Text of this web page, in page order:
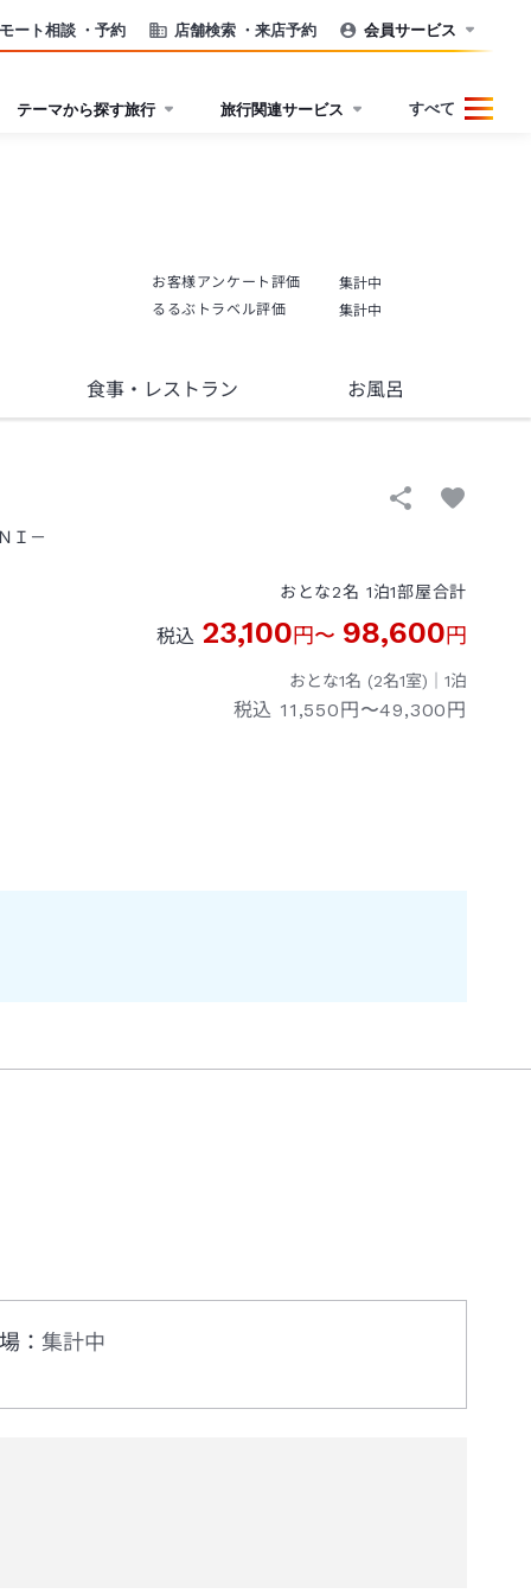
ート相談 ・予約 店舗検索 ・来店予約 会員サービス
テーマから探す旅行 旅行関連サービス すべて
お客様アンケート評価
集計中
るるぶトラベル評価
集計中
食事・レストラン お風呂
Ｉ－
おとな2名 1泊1部屋合計
税込 23,100円〜 98,600円
おとな1名 (2名1室)｜ 1泊
税込 11,550円〜49,300円
： 集計中